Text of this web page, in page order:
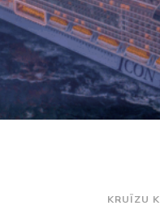
KRUĪZU